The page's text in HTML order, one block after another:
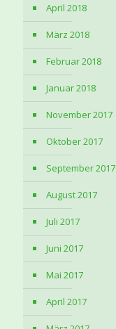
April 2018
März 2018
Februar 2018
Januar 2018
November 2017
Oktober 2017
September 2017
August 2017
Juli 2017
Juni 2017
Mai 2017
April 2017